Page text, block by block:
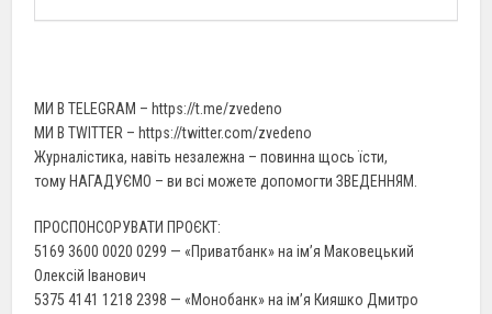
МИ В TELEGRAM – https://t.me/zvedeno
МИ В TWITTER – https://twitter.com/zvedeno
Журналістика, навіть незалежна – повинна щось їсти,
тому НАГАДУЄМО – ви всі можете допомогти ЗВЕДЕННЯМ.
ПРОСПОНСОРУВАТИ ПРОЄКТ:
5169 3600 0020 0299 — «Приватбанк» на ім’я Маковецький
Олексій Іванович
5375 4141 1218 2398 — «Монобанк» на ім’я Кияшко Дмитро